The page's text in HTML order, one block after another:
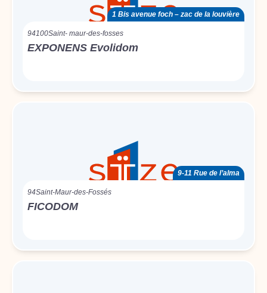
1 Bis avenue foch – zac de la louvière
94100Saint- maur-des-fosses
EXPONENS Evolidom
9-11 Rue de l’alma
94Saint-Maur-des-Fossés
FICODOM